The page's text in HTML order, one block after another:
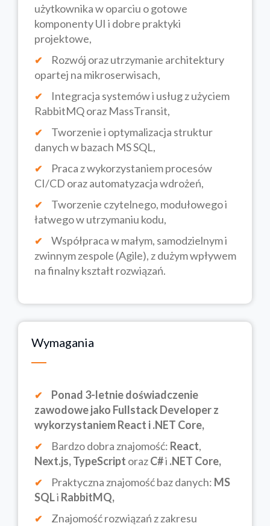
użytkownika w oparciu o gotowe
komponenty UI i dobre praktyki
projektowe,
Rozwój oraz utrzymanie architektury
opartej na mikroserwisach,
Integracja systemów i usług z użyciem
RabbitMQ oraz MassTransit,
Tworzenie i optymalizacja struktur
danych w bazach MS SQL,
Praca z wykorzystaniem procesów
CI/CD oraz automatyzacja wdrożeń,
Tworzenie czytelnego, modułowego i
łatwego w utrzymaniu kodu,
Współpraca w małym, samodzielnym i
zwinnym zespole (Agile), z dużym wpływem
na finalny kształt rozwiązań.
Wymagania
Ponad 3-letnie doświadczenie
zawodowe jako Fullstack Developer z
wykorzystaniem React i .NET Core,
Bardzo dobra znajomość: React,
Next.js,TypeScript orazC#i .NET Core,
Praktyczna znajomość baz danych: MS
SQLi RabbitMQ,
Znajomość rozwiązań z zakresu